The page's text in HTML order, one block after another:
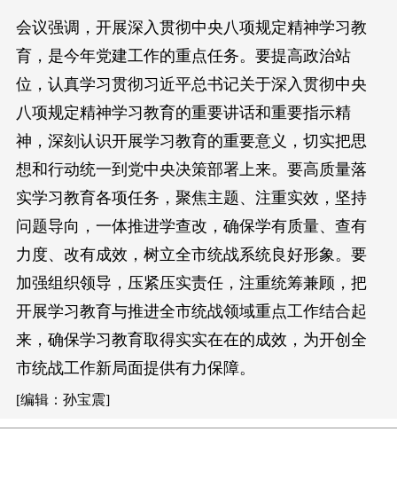
会议强调，开展深入贯彻中央八项规定精神学习教
育，是今年党建工作的重点任务。要提高政治站
位，认真学习贯彻习近平总书记关于深入贯彻中央
八项规定精神学习教育的重要讲话和重要指示精
神，深刻认识开展学习教育的重要意义，切实把思
想和行动统一到党中央决策部署上来。要高质量落
实学习教育各项任务，聚焦主题、注重实效，坚持
问题导向，一体推进学查改，确保学有质量、查有
力度、改有成效，树立全市统战系统良好形象。要
加强组织领导，压紧压实责任，注重统筹兼顾，把
开展学习教育与推进全市统战领域重点工作结合起
来，确保学习教育取得实实在在的成效，为开创全
市统战工作新局面提供有力保障。
[编辑：孙宝震]